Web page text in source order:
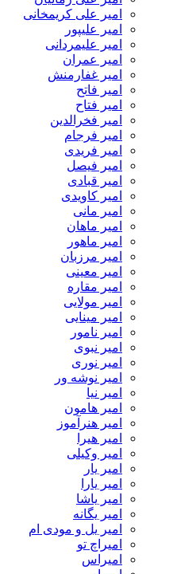
امیر علی کریمخانی
امیر علیپور
امیر علیمردانی
امیر عمران
امیر غفارمنش
امیر فاتح
امیر فتاح
امیر فخرالدین
امیر فرجام
امیر فریدی
امیر فیصل
امیر قبادی
امیر کاویدی
امیر مانی
امیر ماهان
امیر ماهور
امیر مرزبان
امیر معینی
امیر مقاره
امیر مولایی
امیر مینایی
امیر نامور
امیر نبوی
امیر نوری
امیر نوشه ور
امیر نیا
امیر هامون
امیر هنرآموز
امیر هیرا
امیر وکیلی
امیر یار
امیر یارا
امیر یاشا
امیر یگانه
امیر یل و مودی ام
امیراچ تو
امیراس